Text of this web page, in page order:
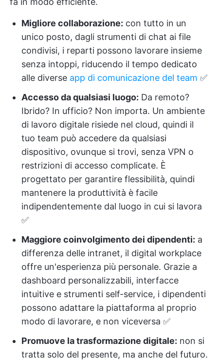
Migliore collaborazione: con tutto in un
unico posto, dagli strumenti di chat ai file
condivisi, i reparti possono lavorare insieme
senza intoppi, riducendo il tempo dedicato
alle diverse app di comunicazione del team ✅
Accesso da qualsiasi luogo: Da remoto?
Ibrido? In ufficio? Non importa. Un ambiente
di lavoro digitale risiede nel cloud, quindi il
tuo team può accedere da qualsiasi
dispositivo, ovunque si trovi, senza VPN o
restrizioni di accesso complicate. È
progettato per garantire flessibilità, quindi
mantenere la produttività è facile
indipendentemente dal luogo in cui si lavora
✅
Maggiore coinvolgimento dei dipendenti: a
differenza delle intranet, il digital workplace
offre un'esperienza più personale. Grazie a
dashboard personalizzabili, interfacce
intuitive e strumenti self-service, i dipendenti
possono adattare la piattaforma al proprio
modo di lavorare, e non viceversa ✅
Promuove la trasformazione digitale: non si
tratta solo del presente, ma anche del futuro.